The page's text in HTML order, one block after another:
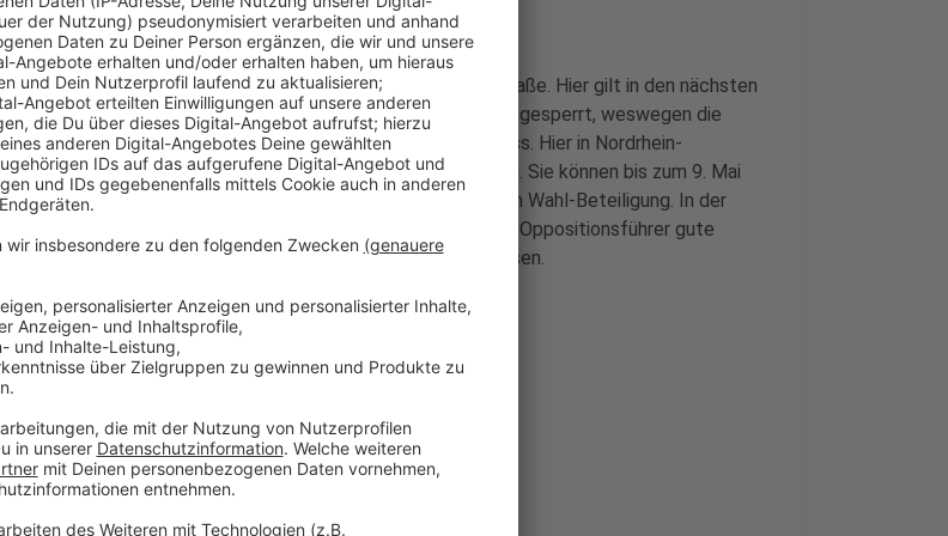
heute Früh staut sich der Verkehr rund um die Willstätter Straße. Hier gilt in den nächsten
eine Einbahnstraßenregelung. Stadteinwärts ist die Straße gesperrt, weswegen die
833 in Richtung Belsenplatz auch umgeleitet werden muss. Hier in Nordrhein-
lebt etwa eine halbe Million stimmberechtigter Türken. Sie können bis zum 9. Mai
gehen. Der Türkische Bund in NRW rechnet mit einer hohen Wahl-Beteiligung. In der
finden die Wahlen am 14. Mai statt. Laut Umfragen hat der Oppositionsführer gute
Präsident Erdogan nach 20 Jahren an der Macht abzulösen.
Infos und Links zum Thema: